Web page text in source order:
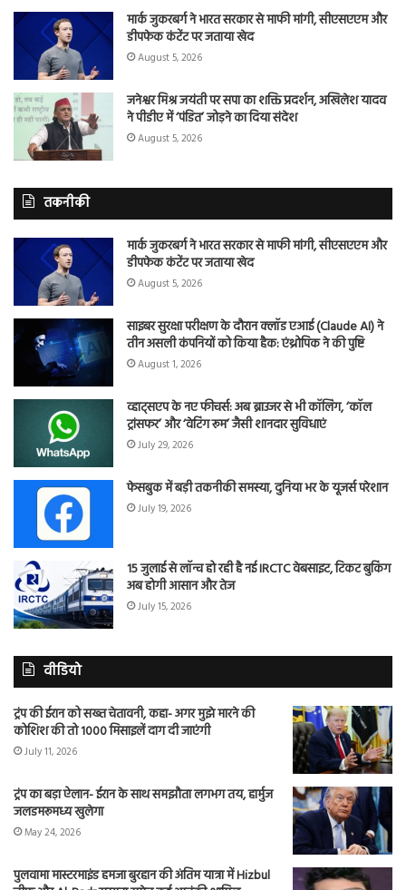
मार्क जुकरबर्ग ने भारत सरकार से माफी मांगी, सीएसएएम और
डीपफेक कंटेंट पर जताया खेद
August 5, 2026
जनेश्वर मिश्र जयंती पर सपा का शक्ति प्रदर्शन, अखिलेश यादव
ने पीडीए में ‘पंडित’ जोड़ने का दिया संदेश
August 5, 2026
तकनीकी
मार्क जुकरबर्ग ने भारत सरकार से माफी मांगी, सीएसएएम और
डीपफेक कंटेंट पर जताया खेद
August 5, 2026
साइबर सुरक्षा परीक्षण के दौरान क्लॉड एआई (Claude AI) ने
तीन असली कंपनियों को किया हैक: एंथ्रोपिक ने की पुष्टि
August 1, 2026
व्हाट्सएप के नए फीचर्स: अब ब्राउजर से भी कॉलिंग, ‘कॉल
ट्रांसफर’ और ‘वेटिंग रूम’ जैसी शानदार सुविधाएं
July 29, 2026
फेसबुक में बड़ी तकनीकी समस्या, दुनिया भर के यूजर्स परेशान
July 19, 2026
15 जुलाई से लॉन्च हो रही है नई IRCTC वेबसाइट, टिकट बुकिंग
अब होगी आसान और तेज
July 15, 2026
वीडियो
ट्रंप की ईरान को सख्त चेतावनी, कहा- अगर मुझे मारने की
कोशिश की तो 1000 मिसाइलें दाग दी जाएंगी
July 11, 2026
ट्रंप का बड़ा ऐलान- ईरान के साथ समझौता लगभग तय, हार्मुज
जलडमरूमध्य खुलेगा
May 24, 2026
पुलवामा मास्टरमाइंड हमजा बुरहान की अंतिम यात्रा में Hizbul